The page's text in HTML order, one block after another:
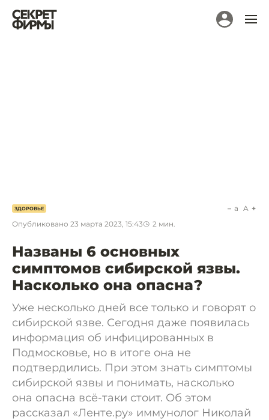
ЗДОРОВЬЕ
Опубликовано 23 марта 2023, 15:43 2 мин.
a A
Названы 6 основных
симптомов сибирской язвы.
Насколько она опасна?
Уже несколько дней все только и говорят о
сибирской язве. Сегодня даже появилась
информация об инфицированных в
Подмосковье, но в итоге она не
подтвердились. При этом знать симптомы
сибирской язвы и понимать, насколько
она опасна всё-таки стоит. Об этом
рассказал «Ленте.ру» иммунолог Николай